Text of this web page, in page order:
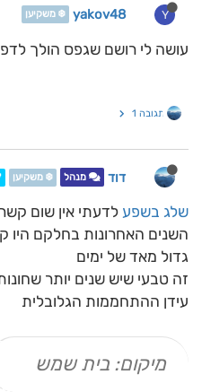
Y
yakov48 ❄️ משקיען
עושה לי רושם שגפס הולך
תגובה 1
דוד מנהל ❄️ משקיען
שלג בשפע לדעתי אין שום קשר
השנים האחרונות בחלקם היו
גדול מאד של ימים
זה טבעי שיש שנים יותר
עידן ההתחממות הגלובלית
מיקום: בית שמש